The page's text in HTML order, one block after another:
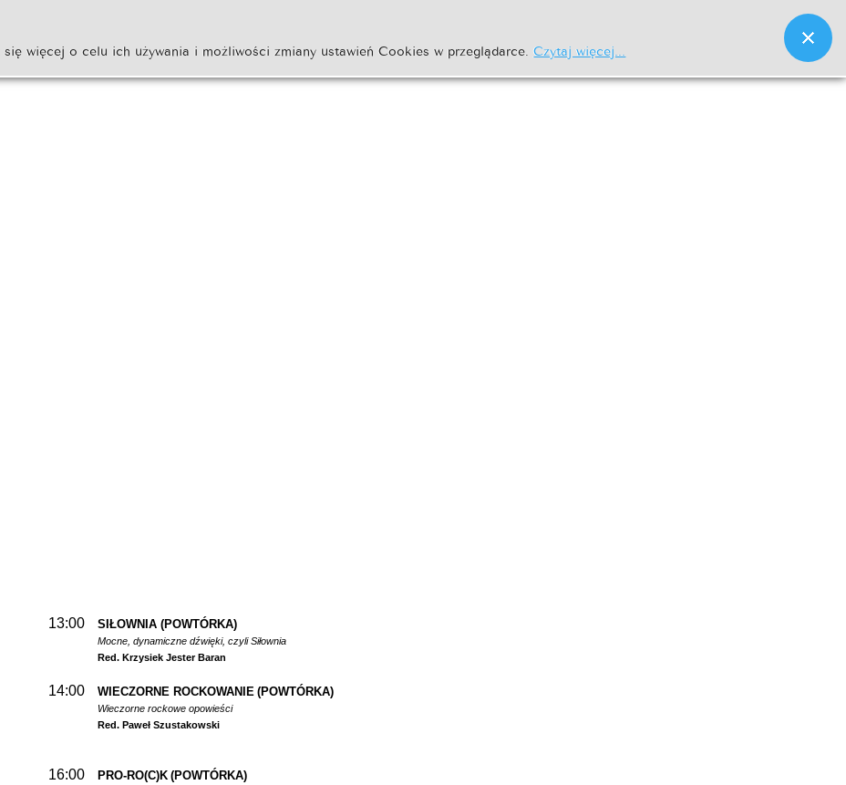
13:00 SIŁOWNIA (POWTÓRKA)
Mocne, dynamiczne dźwięki, czyli Siłownia
Red. Krzysiek Jester Baran
14:00 WIECZORNE ROCKOWANIE (POWTÓRKA)
Wieczorne rockowe opowieści
Red. Paweł Szustakowski
16:00 PRO-RO(C)K (POWTÓRKA)
więcej o celu ich używania i możliwości zmiany ustawień Cookies w przeglądarce.Czytaj więcej...